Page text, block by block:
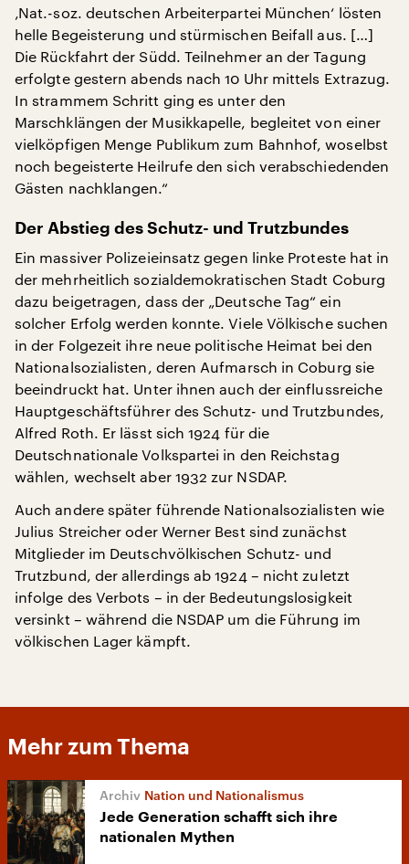
‚Nat.-soz. deutschen Arbeiterpartei München‘ lösten
helle Begeisterung und stürmischen Beifall aus. […]
Die Rückfahrt der Südd. Teilnehmer an der Tagung
erfolgte gestern abends nach 10 Uhr mittels Extrazug.
In strammem Schritt ging es unter den
Marschklängen der Musikkapelle, begleitet von einer
vielköpfigen Menge Publikum zum Bahnhof, woselbst
noch begeisterte Heilrufe den sich verabschiedenden
Gästen nachklangen.“
Der Abstieg des Schutz- und Trutzbundes
Ein massiver Polizeieinsatz gegen linke Proteste hat in
der mehrheitlich sozialdemokratischen Stadt Coburg
dazu beigetragen, dass der „Deutsche Tag“ ein
solcher Erfolg werden konnte. Viele Völkische suchen
in der Folgezeit ihre neue politische Heimat bei den
Nationalsozialisten, deren Aufmarsch in Coburg sie
beeindruckt hat. Unter ihnen auch der einflussreiche
Hauptgeschäftsführer des Schutz- und Trutzbundes,
Alfred Roth. Er lässt sich 1924 für die
Deutschnationale Volkspartei in den Reichstag
wählen, wechselt aber 1932 zur NSDAP.
Auch andere später führende Nationalsozialisten wie
Julius Streicher oder Werner Best sind zunächst
Mitglieder im Deutschvölkischen Schutz- und
Trutzbund, der allerdings ab 1924 – nicht zuletzt
infolge des Verbots – in der Bedeutungslosigkeit
versinkt – während die NSDAP um die Führung im
völkischen Lager kämpft.
Mehr zum Thema
Nation und Nationalismus
Jede Generation schafft sich ihre
nationalen Mythen